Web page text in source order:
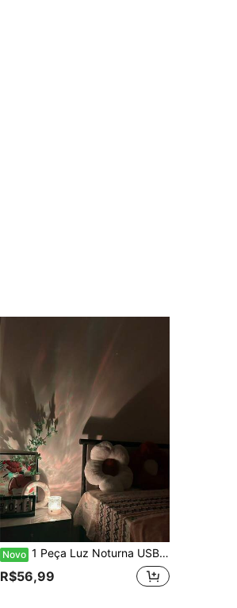
Novo 1 Peça Luz Noturna USB com Efeito de Chama e Projeção de Céu Estrelado, Padrão de Onda de 16 Cores, Controle de Toque e Controle Remoto, Lâmpada Decorativa de Arte em Vidro, Adequada para Quarto, Festa de Natal, Acampamento, Casamento, Festa de Feriado, Dia dos Namorados, Decoração Doméstica | Decoração com Tema Fantasia | Projetor Alimentado por USB
R$56,99